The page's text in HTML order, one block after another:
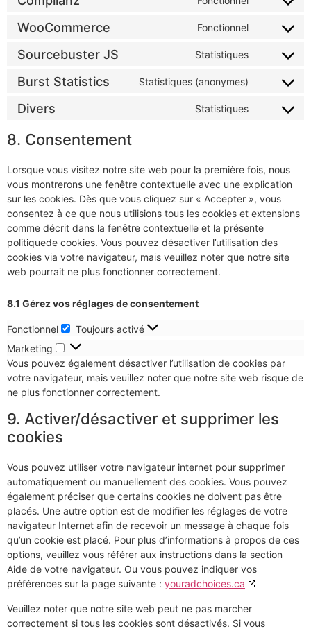
WooCommerce Fonctionnel
Sourcebuster JS Statistiques
Burst Statistics Statistiques (anonymes)
Divers Statistiques
8. Consentement
Lorsque vous visitez notre site web pour la première fois, nous
vous montrerons une fenêtre contextuelle avec une explication
sur les cookies. Dès que vous cliquez sur « Accepter », vous
consentez à ce que nous utilisions tous les cookies et extensions
comme décrit dans la fenêtre contextuelle et la présente
politiquede cookies. Vous pouvez désactiver l’utilisation des
cookies via votre navigateur, mais veuillez noter que notre site
web pourrait ne plus fonctionner correctement.
8.1 Gérez vos réglages de consentement
Fonctionnel
Toujours activé
Marketing
Vous pouvez également désactiver l’utilisation de cookies par
votre navigateur, mais veuillez noter que notre site web risque de
ne plus fonctionner correctement.
9. Activer/désactiver et supprimer les
cookies
Vous pouvez utiliser votre navigateur internet pour supprimer
automatiquement ou manuellement des cookies. Vous pouvez
également préciser que certains cookies ne doivent pas être
placés. Une autre option est de modifier les réglages de votre
navigateur Internet afin de recevoir un message à chaque fois
qu’un cookie est placé. Pour plus d’informations à propos de ces
options, veuillez vous référer aux instructions dans la section
Aide de votre navigateur. Ou vous pouvez indiquer vos
préférences sur la page suivante : youradchoices.ca
Veuillez noter que notre site web peut ne pas marcher
correctement si tous les cookies sont désactivés. Si vous